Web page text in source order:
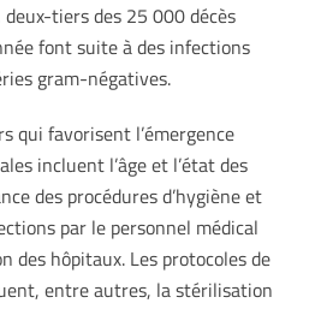
tiers des 25 000 décès
font suite à des infections
gram-négatives.
qui favorisent l’émergence
incluent l’âge et l’état des
des procédures d’hygiène et
par le personnel médical
des hôpitaux. Les protocoles de
entre autres, la stérilisation